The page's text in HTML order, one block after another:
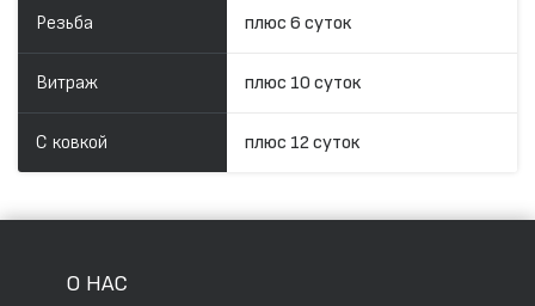
Резьба плюс 6 суток
Витраж плюс 10 суток
С ковкой плюс 12 суток
О НАС